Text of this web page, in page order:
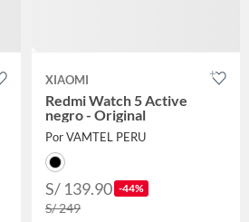
XIAOMI
Redmi Watch 5 Active
negro - Original
Por VAMTEL PERU
S/ 139.90 -44%
S/ 249